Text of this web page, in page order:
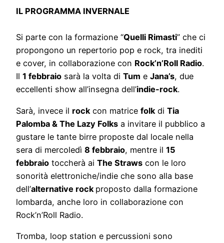
IL PROGRAMMA INVERNALE
Si parte con la formazione “Quelli Rimasti” che ci
propongono un repertorio pop e rock, tra inediti
e cover, in collaborazione con Rock’n’Roll Radio.
Il 1 febbraio sarà la volta di Tum e Jana’s, due
eccellenti show all’insegna dell’indie-rock.
Sarà, invece il rock con matrice folk di Tia
Palomba & The Lazy Folks a invitare il pubblico a
gustare le tante birre proposte dal locale nella
sera di mercoledì 8 febbraio, mentre il 15
febbraio toccherà ai The Straws con le loro
sonorità elettroniche/indie che sono alla base
dell’alternative rock proposto dalla formazione
lombarda, anche loro in collaborazione con
Rock’n’Roll Radio.
Tromba, loop station e percussioni sono